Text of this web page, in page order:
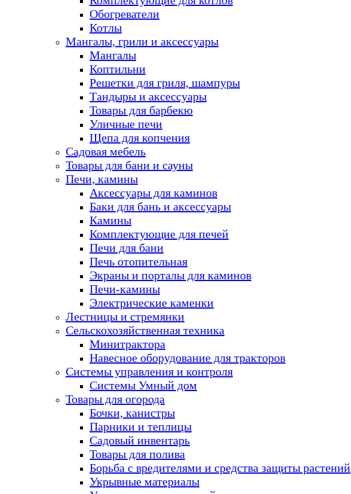
Обогреватели
Котлы
Мангалы, грили и аксессуары
Мангалы
Коптильни
Решетки для гриля, шампуры
Тандыры и аксессуары
Товары для барбекю
Уличные печи
Щепа для копчения
Садовая мебель
Товары для бани и сауны
Печи, камины
Аксессуары для каминов
Баки для бань и аксессуары
Камины
Комплектующие для печей
Печи для бани
Печь отопительная
Экраны и порталы для каминов
Печи-камины
Электрические каменки
Лестницы и стремянки
Сельскохозяйственная техника
Минитрактора
Навесное оборудование для тракторов
Системы управления и контроля
Системы Умный дом
Товары для огорода
Бочки, канистры
Парники и теплицы
Садовый инвентарь
Товары для полива
Борьба с вредителями и средства защиты растений
Укрывные материалы